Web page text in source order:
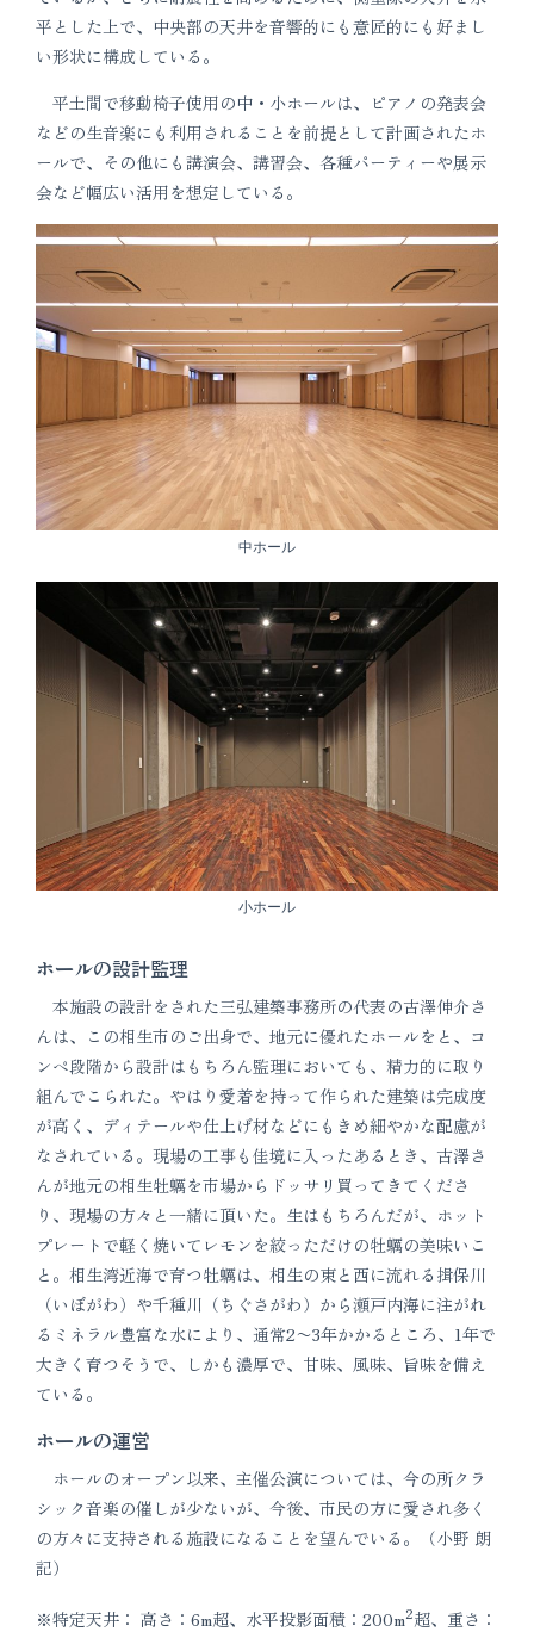
平とした上で、中央部の天井を音響的にも意匠的にも好まし
い形状に構成している。
平土間で移動椅子使用の中・小ホールは、ピアノの発表会
などの生音楽にも利用されることを前提として計画されたホ
ールで、その他にも講演会、講習会、各種パーティーや展示
会など幅広い活用を想定している。
中ホール
小ホール
ホールの設計監理
本施設の設計をされた三弘建築事務所の代表の古澤伸介さ
んは、この相生市のご出身で、地元に優れたホールをと、コ
ンペ段階から設計はもちろん監理においても、精力的に取り
組んでこられた。やはり愛着を持って作られた建築は完成度
が高く、ディテールや仕上げ材などにもきめ細やかな配慮が
なされている。現場の工事も佳境に入ったあるとき、古澤さ
んが地元の相生牡蠣を市場からドッサリ買ってきてくださ
り、現場の方々と一緒に頂いた。生はもちろんだが、ホット
プレートで軽く焼いてレモンを絞っただけの牡蠣の美味いこ
と。相生湾近海で育つ牡蠣は、相生の東と西に流れる揖保川
（いぼがわ）や千種川（ちぐさがわ）から瀬戸内海に注がれ
るミネラル豊富な水により、通常2〜3年かかるところ、1年で
大きく育つそうで、しかも濃厚で、甘味、風味、旨味を備え
ている。
ホールの運営
ホールのオープン以来、主催公演については、今の所クラ
シック音楽の催しが少ないが、今後、市民の方に愛され多く
の方々に支持される施設になることを望んでいる。（小野 朗
記）
※特定天井： 高さ：6m超、水平投影面積：200m2超、重さ：